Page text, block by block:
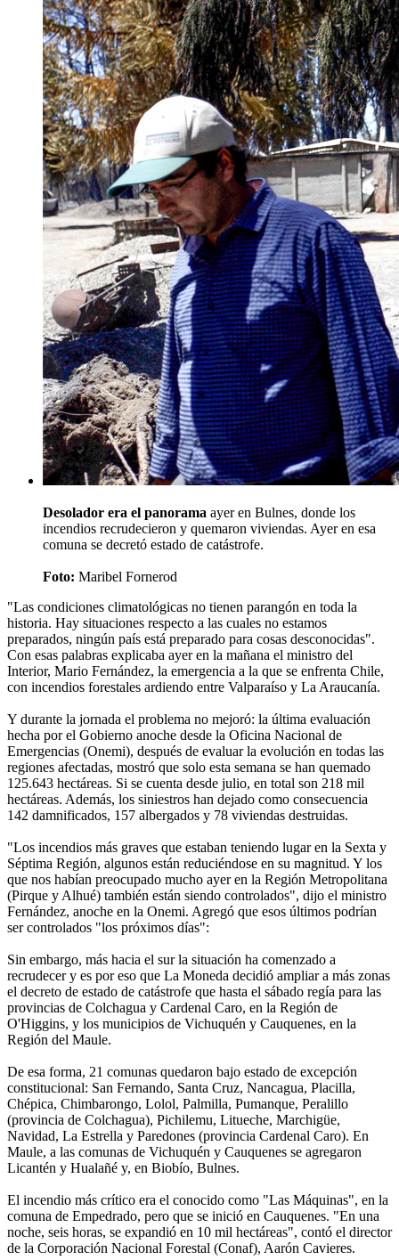
Desolador era el panorama ayer en Bulnes, donde los
incendios recrudecieron y quemaron viviendas. Ayer en esa
comuna se decretó estado de catástrofe.
Foto: Maribel Fornerod
"Las condiciones climatológicas no tienen parangón en toda la
historia. Hay situaciones respecto a las cuales no estamos
preparados, ningún país está preparado para cosas desconocidas".
Con esas palabras explicaba ayer en la mañana el ministro del
Interior, Mario Fernández, la emergencia a la que se enfrenta Chile,
con incendios forestales ardiendo entre Valparaíso y La Araucanía.
Y durante la jornada el problema no mejoró: la última evaluación
hecha por el Gobierno anoche desde la Oficina Nacional de
Emergencias (Onemi), después de evaluar la evolución en todas las
regiones afectadas, mostró que solo esta semana se han quemado
125.643 hectáreas. Si se cuenta desde julio, en total son 218 mil
hectáreas. Además, los siniestros han dejado como consecuencia
142 damnificados, 157 albergados y 78 viviendas destruidas.
"Los incendios más graves que estaban teniendo lugar en la Sexta y
Séptima Región, algunos están reduciéndose en su magnitud. Y los
que nos habían preocupado mucho ayer en la Región Metropolitana
(Pirque y Alhué) también están siendo controlados", dijo el ministro
Fernández, anoche en la Onemi. Agregó que esos últimos podrían
ser controlados "los próximos días":
Sin embargo, más hacia el sur la situación ha comenzado a
recrudecer y es por eso que La Moneda decidió ampliar a más zonas
el decreto de estado de catástrofe que hasta el sábado regía para las
provincias de Colchagua y Cardenal Caro, en la Región de
O'Higgins, y los municipios de Vichuquén y Cauquenes, en la
Región del Maule.
De esa forma, 21 comunas quedaron bajo estado de excepción
constitucional: San Fernando, Santa Cruz, Nancagua, Placilla,
Chépica, Chimbarongo, Lolol, Palmilla, Pumanque, Peralillo
(provincia de Colchagua), Pichilemu, Litueche, Marchigüe,
Navidad, La Estrella y Paredones (provincia Cardenal Caro). En
Maule, a las comunas de Vichuquén y Cauquenes se agregaron
Licantén y Hualañé y, en Biobío, Bulnes.
El incendio más crítico era el conocido como "Las Máquinas", en la
comuna de Empedrado, pero que se inició en Cauquenes. "En una
noche, seis horas, se expandió en 10 mil hectáreas", contó el director
de la Corporación Nacional Forestal (Conaf), Aarón Cavieres.